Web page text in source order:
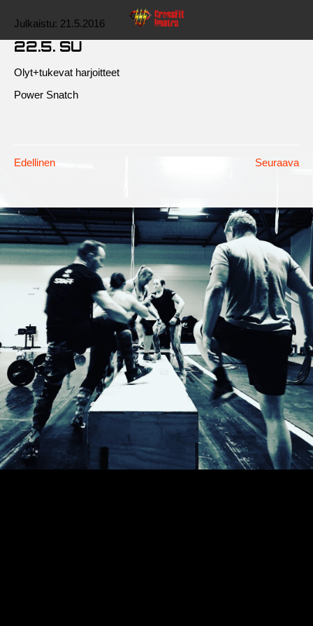
Julkaistu: 21.5.2016
22.5. SU
Olyt+tukevat harjoitteet
Power Snatch
Edellinen Seuraava